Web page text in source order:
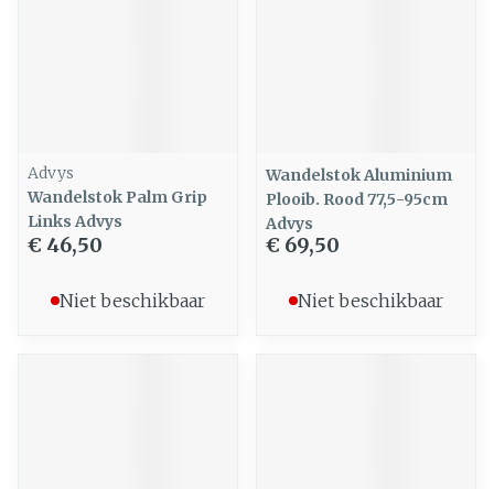
Advys
Wandelstok Palm Grip
Links Advys
€ 46,50
Niet beschikbaar
Wandelstok Aluminium
Plooib. Rood 77,5-95cm
Advys
€ 69,50
Niet beschikbaar